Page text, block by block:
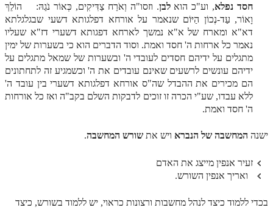
הזוהר הקדוש בשלח מתקדמים
הזוהר הקדוש יתרו מתחילים
הזוהר הקדוש יתרו מתקדמים
משפטים מתחילים
הזוהר הקדוש משפטים מתקדמים
הזוהר הקדוש ספרא דצניעותא
חסד נפלא, וע"כ הואלבן. וזסו"ה וְאֹרַח צַדִּיקִים, כְּאוֹר נֹגַהּ: הוֹלֵךְ
וָאוֹר, עַד-נְכוֹן הַיּוֹם שנאמר על אורחא דפלגותא דשעי שבגלגלתא
דא"א ומארח של א"א נמשך לארחא דפגותא דשערי דז"א שעליו
נאמר כל ארחות ה' חסד ואמת. וסוד הדברים הוא כי בשערות של ימין
מתגלים על ידיהם חסדים לעובדי ה' ובשערות של שמאל מתגלים על
ידיהם עונשים לרשעים שאינם עובדים את ה' וכשמגיע זה לתחתונים
הם מכירים את ההבדל שה"ס אורחא דפלגותא דשערי בין עובד ה'
ללא עבדו, שע"י הכרה זו זוכים לדבקות השלם בקב"ה ואז כל אורחות
ה' חסד ואמת.
ישנה המחשבה של הנברא ויש את שורש המחשבה.
זעיר אנפין מייצג את האדם
ואריך אנפין השורש.
בכדי ללמוד כיצד לנהל מחשבות ורצונות כראוי, יש ללמוד בשורש, כיצד